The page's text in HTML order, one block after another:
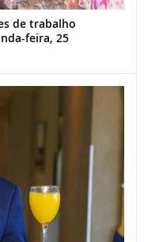
de trabalho
feira, 25